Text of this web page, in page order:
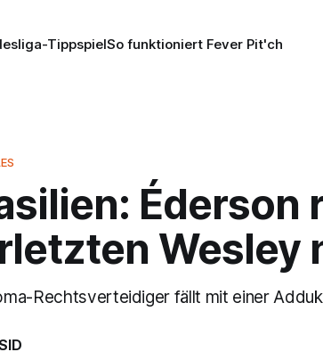
TippspielSo funktioniert Fever Pit'ch
Éderson
Wesley
Rechtsverteidiger fällt mit einer